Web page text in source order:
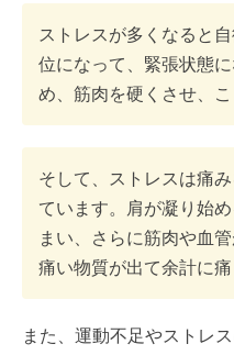
ストレスが多くなると
位になって、緊張状態
め、筋肉を硬くさせ、
そして、ストレスは痛
ています。肩が凝り始
まい、さらに筋肉や血
痛い物質が出て余計に痛
また、運動不足やストレ